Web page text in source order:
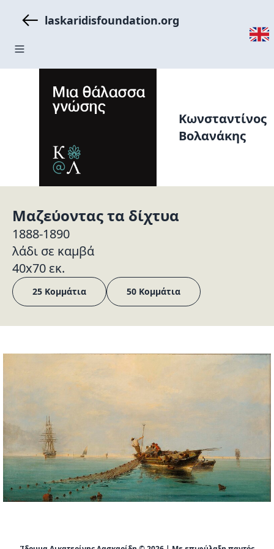
laskaridisfoundation.org
Κωνσταντίνος
Βολανάκης
Μαζεύοντας τα δίχτυα
1888-1890
λάδι σε καμβά
40x70 εκ.
25 Κομμάτια 50 Κομμάτια